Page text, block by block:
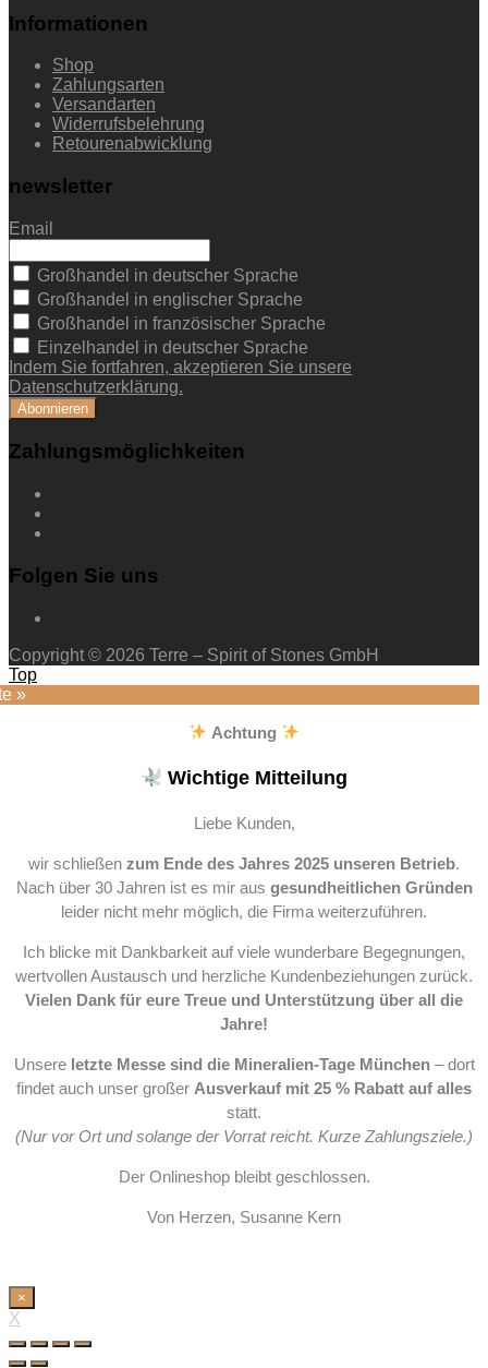
Informationen
Shop
Zahlungsarten
Versandarten
Widerrufsbelehrung
Retourenabwicklung
newsletter
Email
Großhandel in deutscher Sprache
Großhandel in englischer Sprache
Großhandel in französischer Sprache
Einzelhandel in deutscher Sprache
Indem Sie fortfahren, akzeptieren Sie unsere
Datenschutzerklärung.
Zahlungsmöglichkeiten
Folgen Sie uns
Copyright © 2026 Terre – Spirit of Stones GmbH
Top
»
Achtung
Wichtige Mitteilung
Liebe Kunden,
wir schließen zum Ende des Jahres 2025 unseren Betrieb.
Nach über 30 Jahren ist es mir aus gesundheitlichen Gründen
leider nicht mehr möglich, die Firma weiterzuführen.
Ich blicke mit Dankbarkeit auf viele wunderbare Begegnungen,
wertvollen Austausch und herzliche Kundenbeziehungen zurück.
Vielen Dank für eure Treue und Unterstützung über all die
Jahre!
Unsere letzte Messe sind die Mineralien-Tage München– dort
findet auch unser großer Ausverkauf mit 25 % Rabatt auf alles
statt.
(Nur vor Ort und solange der Vorrat reicht. Kurze Zahlungsziele.)
Der Onlineshop bleibt geschlossen.
Von Herzen, Susanne Kern
×
X